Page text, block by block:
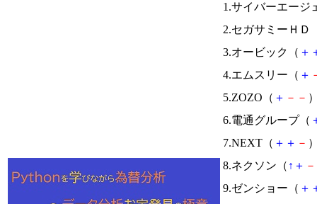
1.サイバーエージ
2.セガサミーＨＤ
3.オービック（ ＋
4.エムスリー（ ＋
5.ZOZO（ ＋ － －
6.電通グループ（
7.NEXT（ ＋ ＋ －
8.ネクソン（ ↑ ＋ －
9.ゼンショー（ ＋